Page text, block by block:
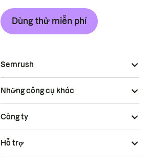
Dùng thử miễn phí
Semrush
Những công cụ khác
Công ty
Hỗ trợ